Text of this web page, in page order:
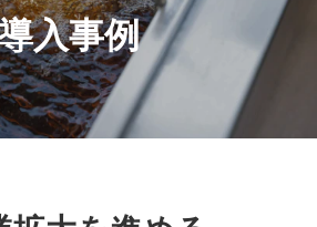
お役立ち情報
ぱり！TEBANA_Re
よくあるご質問
入事例